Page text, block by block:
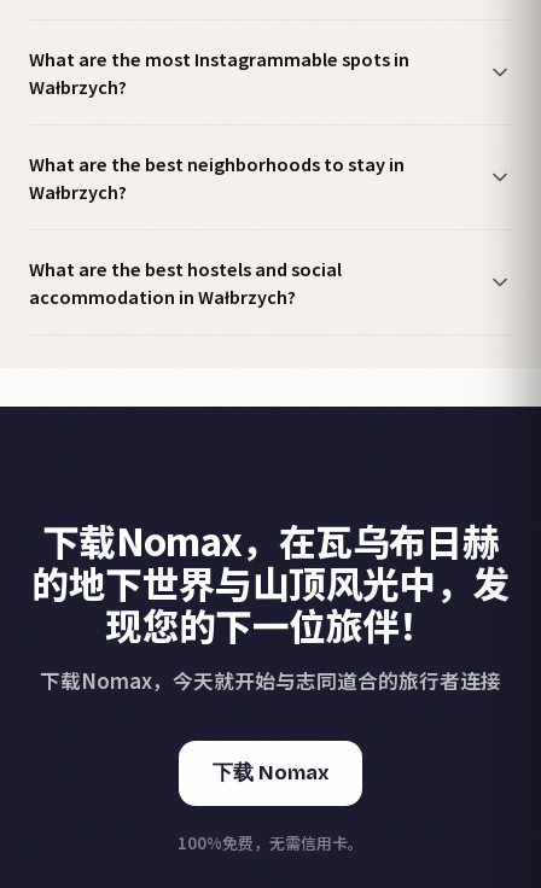
What are the most Instagrammable spots in
Wałbrzych?
What are the best neighborhoods to stay in
Wałbrzych?
What are the best hostels and social
accommodation in Wałbrzych?
下载Nomax，在瓦乌布日赫
的地下世界与山顶风光中，发
现您的下一位旅伴！
下载Nomax，今天就开始与志同道合的旅行者连接
下载 Nomax
100%免费，无需信用卡。